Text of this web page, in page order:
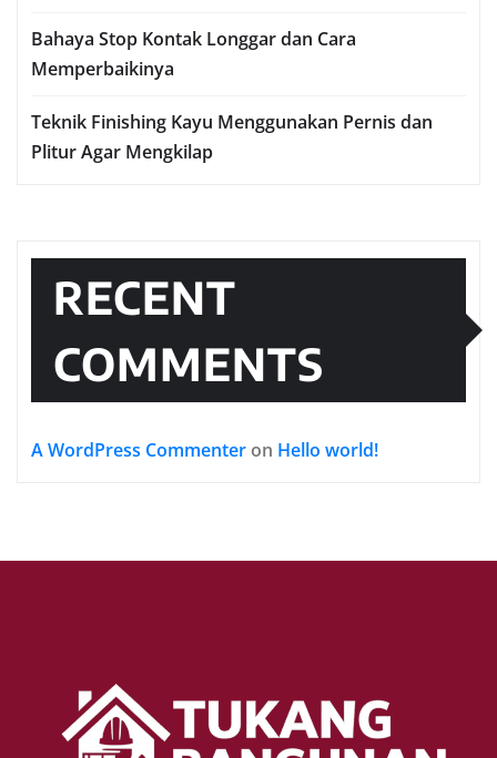
Bahaya Stop Kontak Longgar dan Cara
Memperbaikinya
Teknik Finishing Kayu Menggunakan Pernis dan
Plitur Agar Mengkilap
RECENT
COMMENTS
A WordPress Commenter on Hello world!